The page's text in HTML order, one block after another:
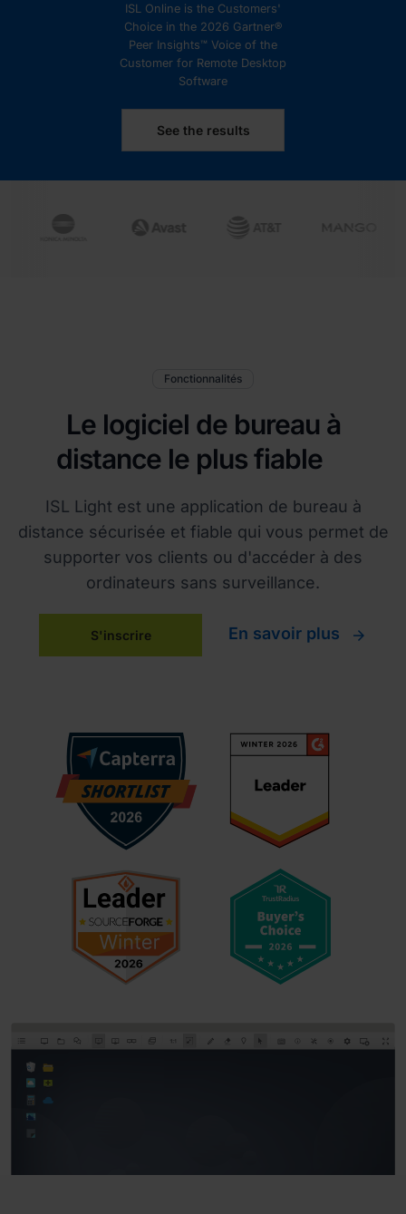
ISL Online is the Customers'
Choice in the 2026 Gartner®
Peer Insights™ Voice of the
Customer for Remote Desktop
Software
See the results
Fonctionnalités
Le logiciel de bureau à
distance le plus fiable
ISL Light est une application de bureau à
distance sécurisée et fiable qui vous permet de
supporter vos clients ou d'accéder à des
ordinateurs sans surveillance.
S'inscrire En savoir plus